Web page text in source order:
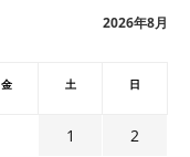
2026年8月
金 土 日
1
2